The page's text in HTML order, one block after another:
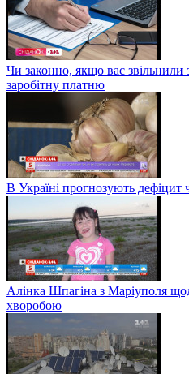
Чи законно, якщо вас звільнили
заробітну платню
В Україні прогнозують дефіцит
Алінка Шпагіна з Маріуполя
хворобою